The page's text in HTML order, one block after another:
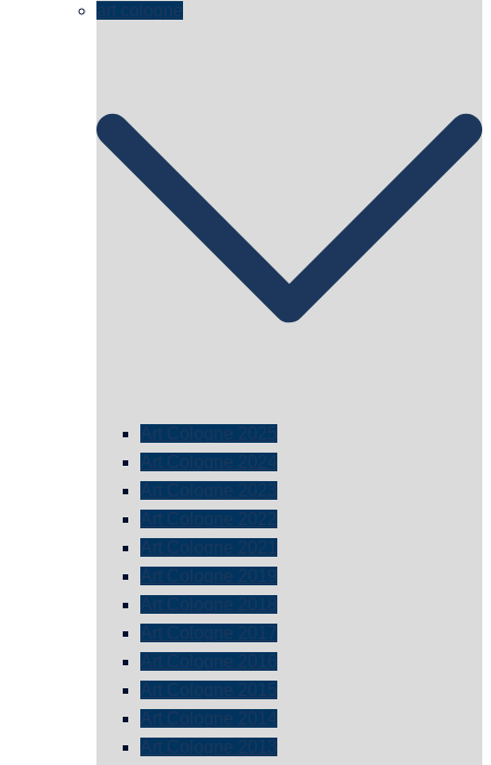
art cologne
Art Cologne 2025
Art Cologne 2024
Art Cologne 2023
Art Cologne 2022
Art Cologne 2021
Art Cologne 2019
Art Cologne 2018
Art Cologne 2017
Art Cologne 2016
Art Cologne 2015
Art Cologne 2014
Art Cologne 2013